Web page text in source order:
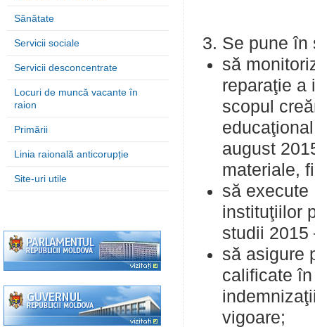
Sănătate
Servicii sociale
Servicii desconcentrate
Locuri de muncă vacante în
raion
Primării
Linia raională anticorupție
Site-uri utile
Se pune în
să
reparaţie a
scopul
august
materiale,
să execute
instituţiilor
studii 2015
să asigure
calificate
vigoare;